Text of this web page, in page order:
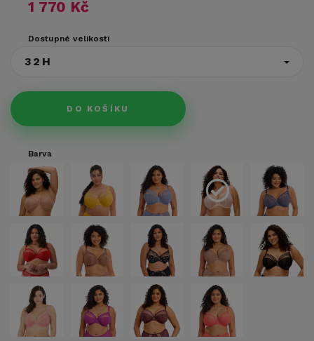
1 770 Kč
Dostupné velikosti
32H
DO KOŠÍKU
Barva